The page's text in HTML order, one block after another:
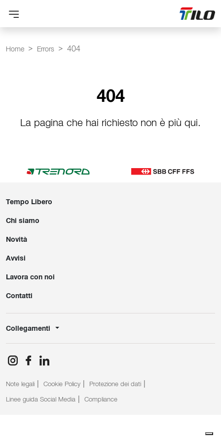
Home Errors 404
404
La pagina che hai richiesto non è più qui.
Tempo Libero
Chi siamo
Novità
Avvisi
Lavora con noi
Contatti
Collegamenti
Note legali Cookie Policy Protezione dei dati
Linee guida Social Media Compliance